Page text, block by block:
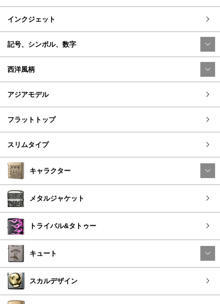
インクジェット
記号、シンボル、数字
西洋風柄
アジアモデル
フラットトップ
スリムタイプ
キャラクター
メタルジャケット
トライバル&タトゥー
キュート
スカルデザイン